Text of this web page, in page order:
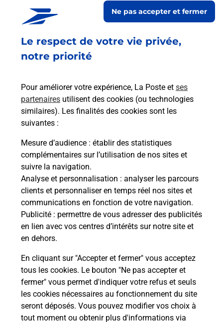
Le respect de votre vie privée,
notre priorité
Pour améliorer votre expérience, La Poste et ses
partenaires utilisent des cookies (ou technologies
similaires). Les finalités des cookies sont les
suivantes :
Mesure d’audience : établir des statistiques
complémentaires sur l’utilisation de nos sites et
suivre la navigation.
Analyse et personnalisation : analyser les parcours
clients et personnaliser en temps réel nos sites et
communications en fonction de votre navigation.
Publicité : permettre de vous adresser des publicités
en lien avec vos centres d’intérêts sur notre site et
en dehors.
En cliquant sur "Accepter et fermer" vous acceptez
tous les cookies. Le bouton "Ne pas accepter et
fermer" vous permet d'indiquer votre refus et seuls
les cookies nécessaires au fonctionnement du site
seront déposés. Vous pouvez modifier vos choix à
tout moment ou obtenir plus d'informations via
Ne pas accepter et fermer
jusqu'à 23h59
26 RUE MARIENEAU
57600 FORBACH
Malin !
La Poste
en ligne
Ouvert 24h/24
En savoir plus
STOCKERSEUL COM FORBACH